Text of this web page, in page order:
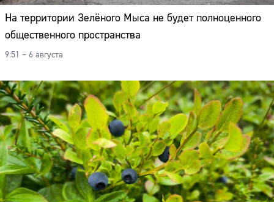
На территории Зелёного Мыса не будет полноценного
общественного пространства
9:51 – 6 августа